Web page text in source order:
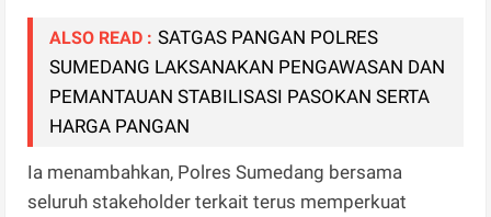
ALSO READ : SATGAS PANGAN POLRES
SUMEDANG LAKSANAKAN PENGAWASAN DAN
PEMANTAUAN STABILISASI PASOKAN SERTA
HARGA PANGAN
Ia menambahkan, Polres Sumedang bersama
seluruh stakeholder terkait terus memperkuat